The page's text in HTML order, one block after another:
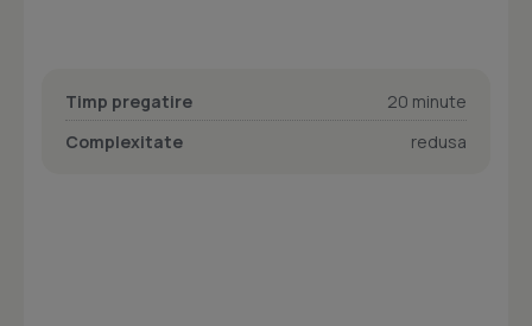
Timp pregatire
20 minute
Complexitate
redusa